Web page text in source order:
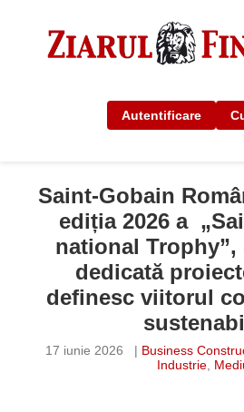
Autentificare
Saint-Gobain
ediția 2026 a
national
dedicată
definesc viitorul
17 iunie 2026 | Business
Industrie,